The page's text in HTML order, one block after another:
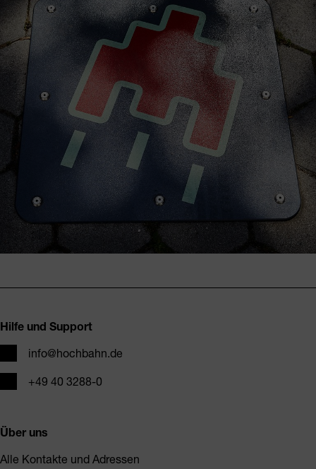
Hilfe und Support
E-Mailinfo@hochbahn.de
Telefon+49 40 3288-0
Über uns
Alle Kontakte und Adressen